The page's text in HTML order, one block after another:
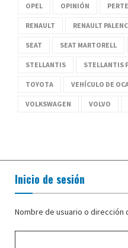
OPEL OPINIÓN PERTE
RENAULT RENAULT
SEAT SEAT MARTORELL
STELLANTIS STELLANTIS
TOYOTA VEHÍCULO DE
VOLKSWAGEN VOLVO
Inicio de sesión
Nombre de usuario o